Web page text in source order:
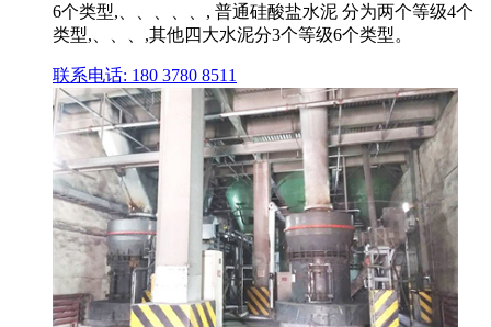
6个类型,、、、、、, 普通硅酸盐水泥 分为两个等级4个
类型,、、、,其他四大水泥分3个等级6个类型。
联系电话: 180 3780 8511